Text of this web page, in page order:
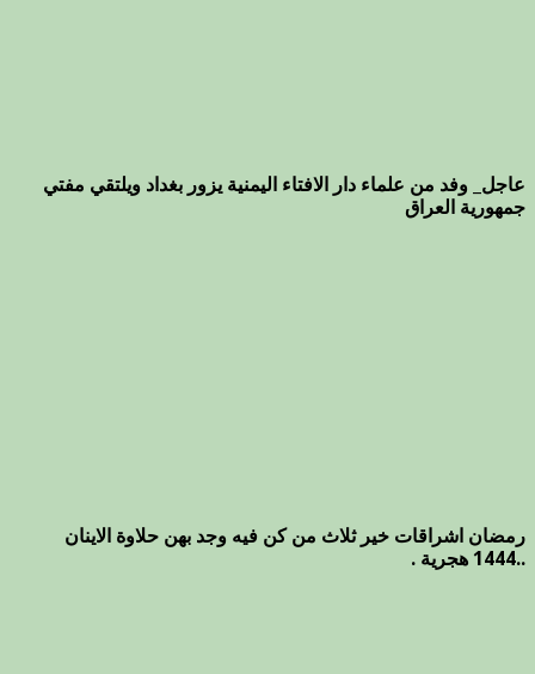
عاجل_ وفد من علماء دار الافتاء اليمنية يزور بغداد ويلتقي مفتي
جمهورية العراق
رمضان اشراقات خير ثلاث من كن فيه وجد بهن حلاوة الاينان
..1444 هجرية .